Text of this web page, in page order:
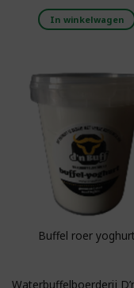
In winkelwagen
Buffel roer yoghurt
Waterbuffelboerderij